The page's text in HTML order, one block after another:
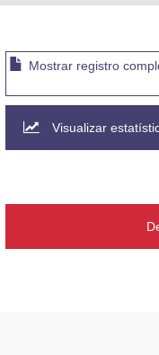
Mostrar registro
Visualizar